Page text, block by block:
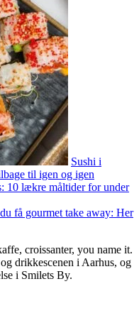
Sushi i
til igen og igen
10 lækre måltider for under
få gourmet take away: Her
croissanter, you name it.
drikkescenen i Aarhus, og
i Smilets By.